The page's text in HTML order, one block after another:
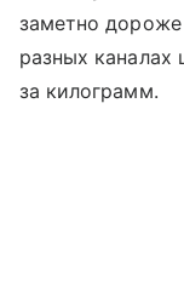
заметно
разных каналах
за килограмм.